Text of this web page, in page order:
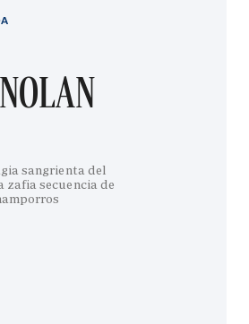
sangrienta del
zafia secuencia de